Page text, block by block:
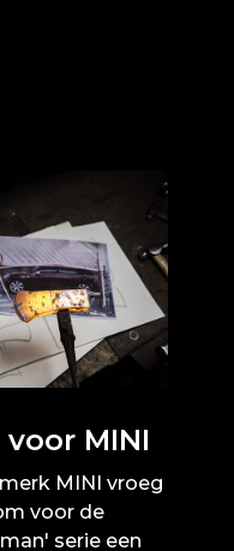
MINI
MINI vroeg
voor de
serie een